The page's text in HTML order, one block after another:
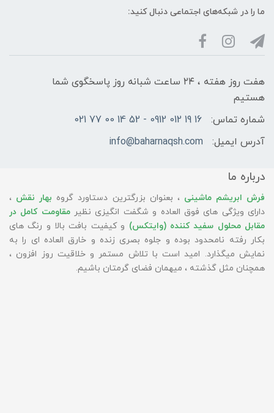
ما را در شبکه‌های اجتماعی دنبال کنید:
هفت روز هفته ، ۲۴ ساعت شبانه‌ روز پاسخگوی شما
هستیم
شماره تماس:
16 19 012 0912 - 52 14 00 77 021
آدرس ایمیل:
info@baharnaqsh.com
درباره ما
فرش ابریشم ماشینی ، بعنوان بزرگترین دستاورد گروه بهار نقش ،
دارای ویژگی های فوق العاده و شگفت انگیزی نظیرمقاومت کامل در
مقابل محلول سفید کننده (وایتکس) و کیفیت بافت بالا و رنگ های
بکار رفته نامحدود بوده و جلوه بصری زنده و خارق العاده ای را به
نمایش میگذارد. امید است با تلاش مستمر و خلاقیت روز افزون ،
همچنان مثل گذشته ، میهمان فضای گرمتان باشیم.